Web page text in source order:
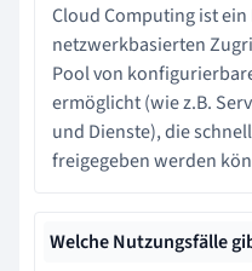
Cloud Computing ist
netzwerkbasierten
Pool von
ermöglicht (wie z.B.
und Dienste), die
freigegeben werden
Welche Nutzungsfälle